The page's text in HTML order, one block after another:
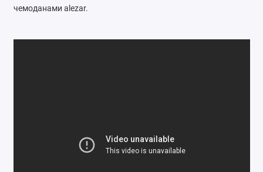
Ремонт часов
чемоданами alezar.